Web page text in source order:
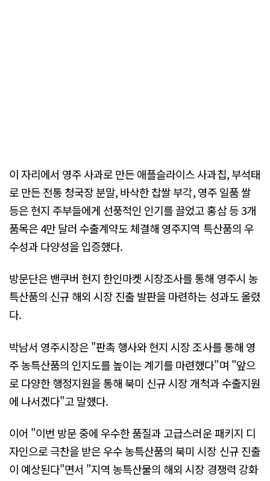
이 자리에서 영주 사과로 만든 애플슬라이스 사과칩, 부석태
로 만든 전통 청국장 분말, 바삭한 찹쌀 부각, 영주 일품 쌀
등은 현지 주부들에게 선풍적인 인기를 끌었고 홍삼 등 3개
품목은 4만 달러 수출계약도 체결해 영주지역 특산품의 우
수성과 다양성을 입증했다.
방문단은 밴쿠버 현지 한인마켓 시장조사를 통해 영주시 농
특산품의 신규 해외 시장 진출 발판을 마련하는 성과도 올렸
다.
박남서 영주시장은 "판촉 행사와 현지 시장 조사를 통해 영
주 농특산품의 인지도를 높이는 계기를 마련했다"며 "앞으
로 다양한 행정지원을 통해 북미 신규 시장 개척과 수출지원
에 나서겠다"고 말했다.
이어 "이번 방문 중에 우수한 품질과 고급스러운 패키지 디
자인으로 극찬을 받은 우수 농특산품의 북미 시장 신규 진출
이 예상된다"면서 "지역 농특산물의 해외 시장 경쟁력 강화